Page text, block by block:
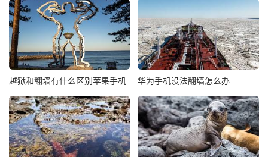
越狱和翻墙有什么区别苹果手机 华为手机没法翻墙怎么办